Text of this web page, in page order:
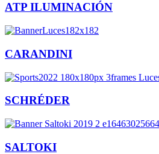
ATP ILUMINACIÓN
CARANDINI
SCHRÉDER
SALTOKI